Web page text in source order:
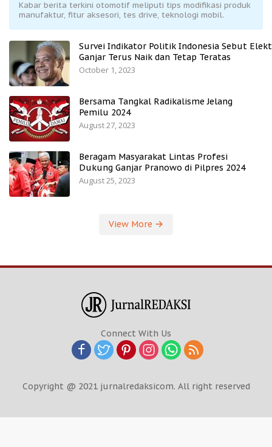
Kabar berita terkini otomotif meliputi tips modifikasi produk
manufaktur, fitur aksesori, tes drive, teknologi mobil.
Survei Indikator Politik Indonesia Sebut
Ganjar Terus Naik dan Tetap Teratas
October 1, 2023
Bersama Tangkal Radikalisme Jelang
Pemilu 2024
August 27, 2023
Beragam Masyarakat Lintas Profesi
Dukung Ganjar Pranowo di Pilpres 2024
August 25, 2023
View More
Connect With Us
Copyright @ 2021 jurnalredaksicom. All right reserved